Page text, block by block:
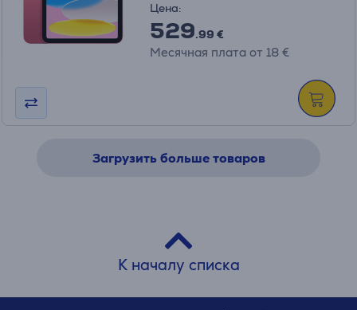
Цена:
529.99 €
Месячная плата от 18 €
Загрузить больше товаров
К началу списка